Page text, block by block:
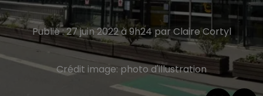
Publié : 27 juin 2022 à 9h24 par Claire Cortyl
Crédit image: photo d'illustration